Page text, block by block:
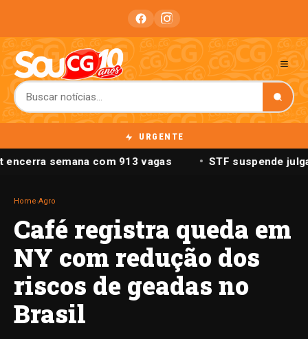
URGENTE
encerra semana com 913 vagas STF suspende
Home Agro
Café registra queda em
NY com redução dos
riscos de geadas no
Brasil